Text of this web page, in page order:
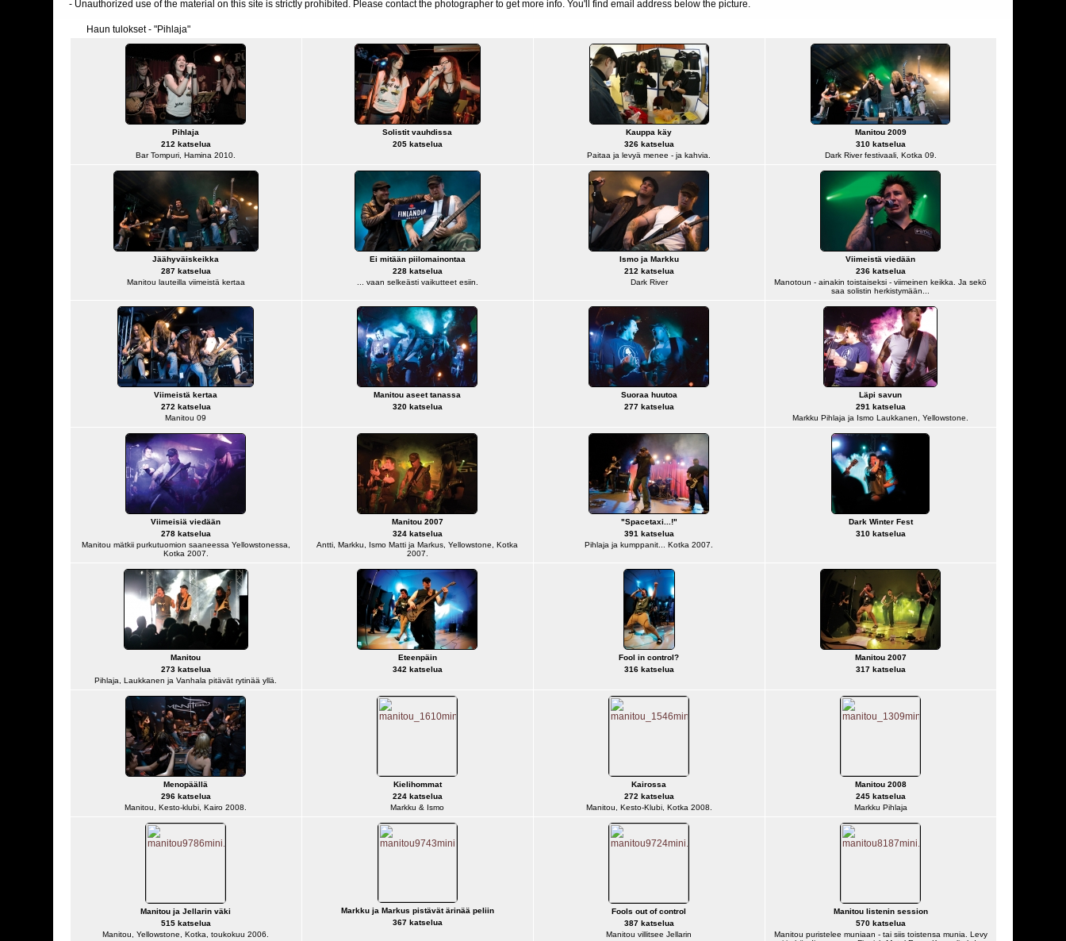
- Unauthorized use of the material on this site is strictly prohibited. Please contact the photographer to get more info. You'll find email address below the picture.
Haun tulokset - "Pihlaja"
Pihlaja
212 katselua
Bar Tompuri, Hamina 2010.
Solistit vauhdissa
205 katselua
Kauppa käy
326 katselua
Paitaa ja levyä menee - ja kahvia.
Manitou 2009
310 katselua
Dark River festivaali, Kotka 09.
Jäähyväiskeikka
287 katselua
Manitou lauteilla viimeistä kertaa
Ei mitään piilomainontaa
228 katselua
... vaan selkeästi vaikutteet esiin.
Ismo ja Markku
212 katselua
Dark River
Viimeistä viedään
236 katselua
Manotoun - ainakin toistaiseksi - viimeinen keikka. Ja sekö
saa solistin herkistymään...
Viimeistä kertaa
272 katselua
Manitou 09
Manitou aseet tanassa
320 katselua
Suoraa huutoa
277 katselua
Läpi savun
291 katselua
Markku Pihlaja ja Ismo Laukkanen, Yellowstone.
Viimeisiä viedään
278 katselua
Manitou mätkii purkutuomion saaneessa Yellowstonessa,
Kotka 2007.
Manitou 2007
324 katselua
Antti, Markku, Ismo Matti ja Markus, Yellowstone, Kotka
2007.
"Spacetaxi...!"
391 katselua
Pihlaja ja kumppanit... Kotka 2007.
Dark Winter Fest
310 katselua
Manitou
273 katselua
Pihlaja, Laukkanen ja Vanhala pitävät rytinää yllä.
Eteenpäin
342 katselua
Fool in control?
316 katselua
Manitou 2007
317 katselua
Menopäällä
296 katselua
Manitou, Kesto-klubi, Kairo 2008.
Kielihommat
224 katselua
Markku & Ismo
Kairossa
272 katselua
Manitou, Kesto-Klubi, Kotka 2008.
Manitou 2008
245 katselua
Markku Pihlaja
Manitou ja Jellarin väki
515 katselua
Manitou, Yellowstone, Kotka, toukokuu 2006.
Markku ja Markus pistävät ärinää peliin
367 katselua
Fools out of control
387 katselua
Manitou villitsee Jellarin
Manitou listenin session
570 katselua
Manitou puristelee muniaan - tai siis toistensa munia. Levy